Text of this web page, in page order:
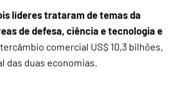
líderes trataram de temas da
de defesa, ciência e tecnologia e
comercial US$ 10,3 bilhões,
das duas economias.